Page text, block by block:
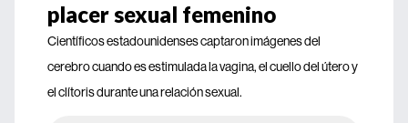
placer sexual femenino
Científicos estadounidenses captaron imágenes del
cerebro cuando es estimulada la vagina, el cuello del útero y
el clítoris durante una relación sexual.